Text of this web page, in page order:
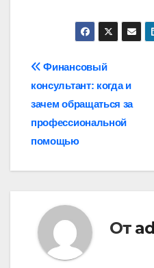
Навигация
по
записям
Финансовый
консультант: когда и
зачем обращаться за
профессиональной
помощью
От